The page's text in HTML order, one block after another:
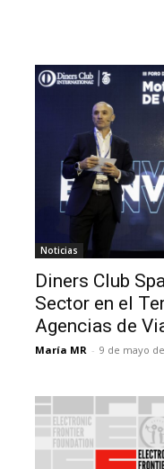
Noticias
Diners Club
Sector en el
Agencias de
María MR - 9 de mayo